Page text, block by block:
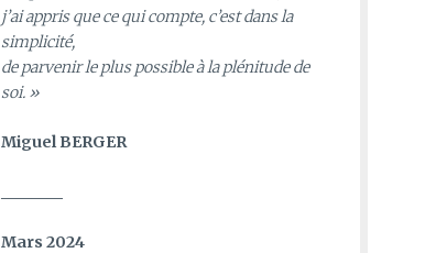
j’ai appris que ce qui compte, c’est dans la
simplicité,
de parvenir le plus possible à la plénitude de
soi. »
Miguel BERGER
Mars 2024